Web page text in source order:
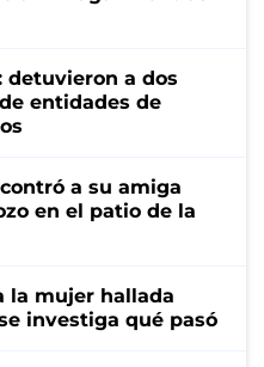
detuvieron a dos
entidades de
a su amiga
en el patio de la
la mujer hallada
investiga qué pasó